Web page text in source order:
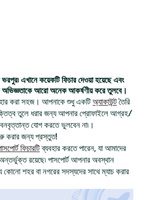
এখানে কয়েকটি ফিচার দেওয়া হয়েছে এবং
অভিজ্ঞতাকে আরো অনেক আকর্ষণীয় করে তুলবে।
করা সহজ। আপনাকে শুধু একটি অ্যাকাউন্টতৈরি
তুলে ধরার জন্য আপনার প্রোফাইলে আগ্রহ/
যোগ করতে ভুলবেন না৷।
করার জন্য প্রস্তুত!
ফিচারটিব্যবহার করতে পারেন, যা আমাদের
রয়েছে৷ পাসপোর্ট আপনার অবস্থান
কোনো শহর বা নগরের সদস্যদের সাথে ম্যাচ করার